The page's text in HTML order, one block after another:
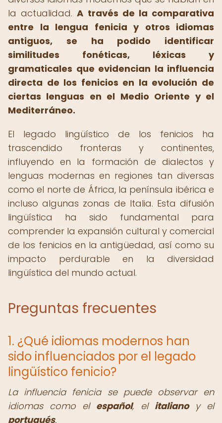
la actualidad.A través de la comparativa
entre la lengua fenicia y otros idiomas
antiguos, se ha podido identificar
similitudes fonéticas, léxicas y
gramaticales que evidencian la influencia
directa de los fenicios en la evolución de
ciertas lenguas en el Medio Oriente y el
Mediterráneo.
El legado lingüístico de los fenicios ha
trascendido fronteras y continentes,
influyendo en la formación de dialectos y
lenguas modernas en regiones tan diversas
como el norte de África, la península ibérica e
incluso algunas zonas de Italia. Esta difusión
lingüística ha sido fundamental para
comprender la expansión cultural y comercial
de los fenicios en la antigüedad, así como su
impacto perdurable en la diversidad
lingüística del mundo actual.
Preguntas frecuentes
1. ¿Qué idiomas modernos han
sido influenciados por el legado
lingüístico fenicio?
La influencia fenicia se puede observar en
idiomas como el español, el italianoy el
portugués.